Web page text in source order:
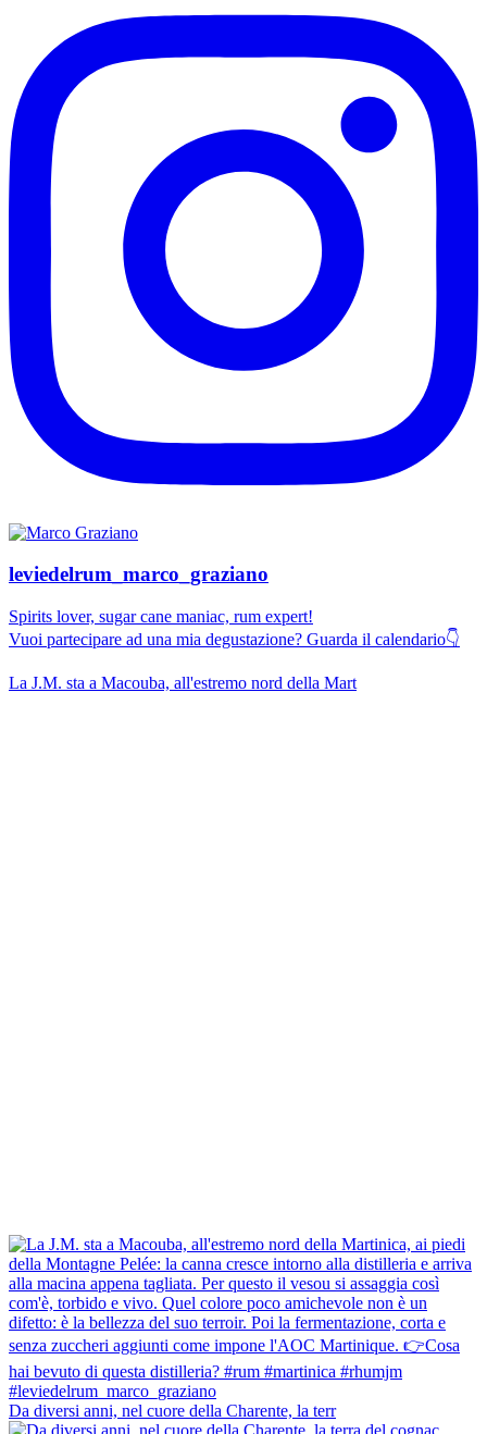
leviedelrum_marco_graziano
Spirits lover, sugar cane maniac, rum expert!
Vuoi partecipare ad una mia degustazione? Guarda il calendario👇
La J.M. sta a Macouba, all'estremo nord della Mart
Da diversi anni, nel cuore della Charente, la terr